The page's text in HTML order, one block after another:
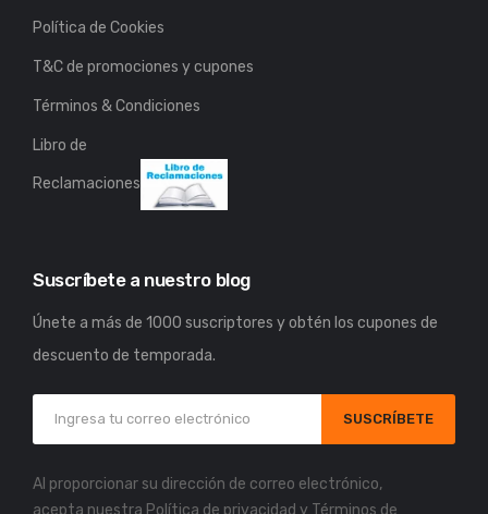
Política de Cookies
T&C de promociones y cupones
Términos & Condiciones
Libro de
Reclamaciones
Suscríbete a nuestro blog
Únete a más de 1000 suscriptores y obtén los cupones de
descuento de temporada.
SUSCRÍBETE
Al proporcionar su dirección de correo electrónico,
acepta nuestra Política de privacidad y Términos de